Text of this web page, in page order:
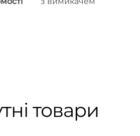
товари